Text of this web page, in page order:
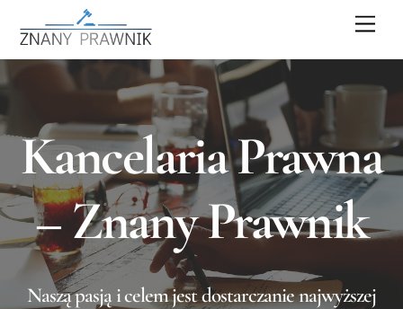
content
Kancelaria Prawna
– Znany Prawnik
Naszą pasją i celem jest dostarczanie najwyższej